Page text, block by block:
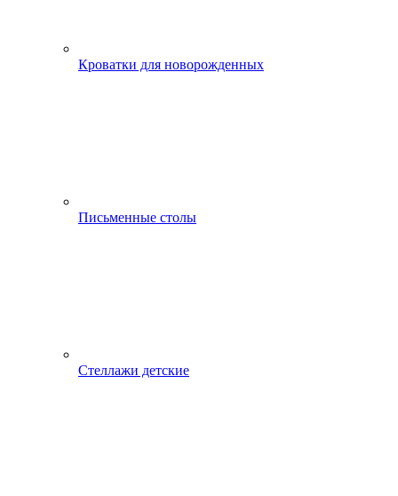
Кроватки для новорожденных
Письменные столы
Стеллажи детские